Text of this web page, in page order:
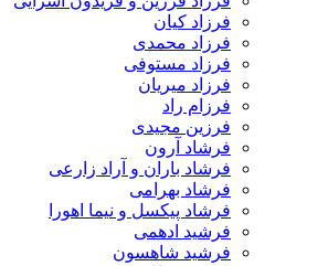
فرزاد کیان
فرزاد محمدی
فرزاد مستوفی
فرزاد میریان
فرزام راد
فرزین مجیدی
فرشاد آرون
فرشاد باران و آراد زارعی
فرشاد بهرامی
فرشاد پیکسل و نیما اهورا
فرشید ادهمی
فرشید شاهسون